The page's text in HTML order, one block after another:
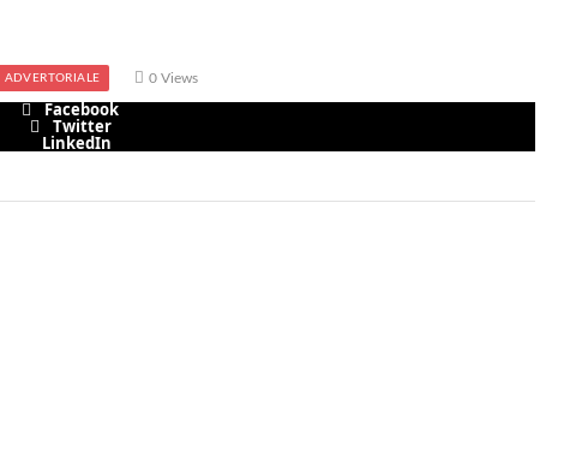
ADVERTORIALE 0Views
Facebook
Twitter
LinkedIn